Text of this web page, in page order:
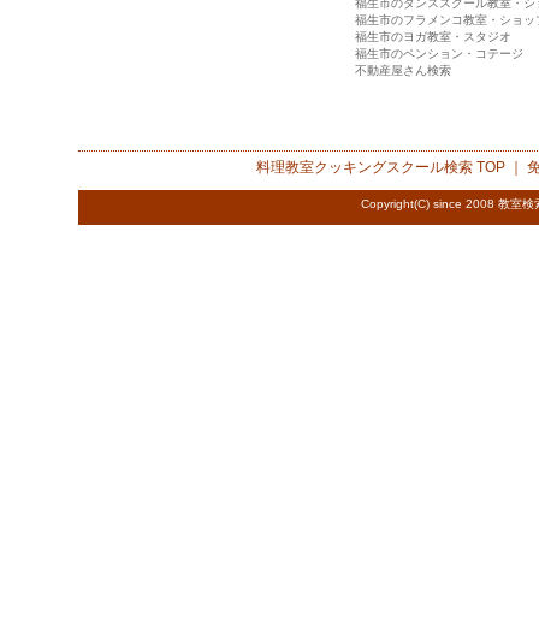
福生市のダンススクール教室・シ
福生市のフラメンコ教室・ショッ
福生市のヨガ教室・スタジオ
福生市のペンション・コテージ
不動産屋さん検索
料理教室クッキングスクール検索TOP ｜
Copyright(C) since 2008 教室検